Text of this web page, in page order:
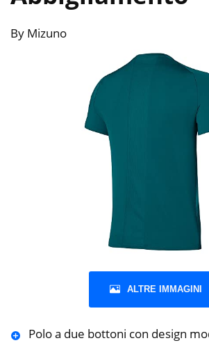
By Mizuno
ALTRE IMMAGINI
Polo a due bottoni con design